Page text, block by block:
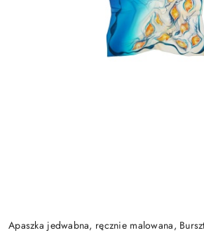
Apaszka jedwabna, ręcznie malowana,